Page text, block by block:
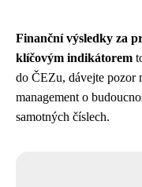
Finanční výsledky za
klíčovým indikátorem
do ČEZu, dávejte pozor
management o
samotných číslech.